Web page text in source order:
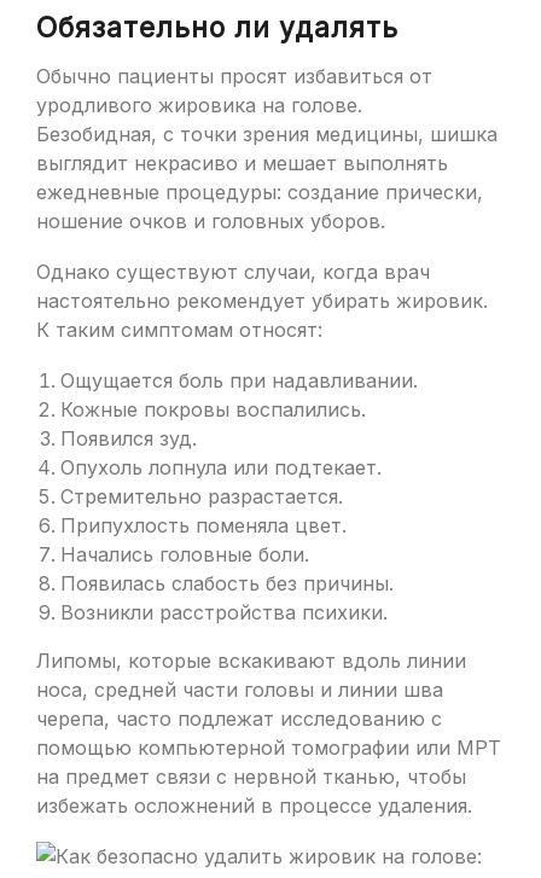
Обязательно ли удалять
Обычно пациенты просят избавиться от
уродливого жировика на голове.
Безобидная, с точки зрения медицины, шишка
выглядит некрасиво и мешает выполнять
ежедневные процедуры: создание прически,
ношение очков и головных уборов.
Однако существуют случаи, когда врач
настоятельно рекомендует убирать жировик.
К таким симптомам относят:
Ощущается боль при надавливании.
Кожные покровы воспалились.
Появился зуд.
Опухоль лопнула или подтекает.
Стремительно разрастается.
Припухлость поменяла цвет.
Начались головные боли.
Появилась слабость без причины.
Возникли расстройства психики.
Липомы, которые вскакивают вдоль линии
носа, средней части головы и линии шва
черепа, часто подлежат исследованию с
помощью компьютерной томографии или МРТ
на предмет связи с нервной тканью, чтобы
избежать осложнений в процессе удаления.